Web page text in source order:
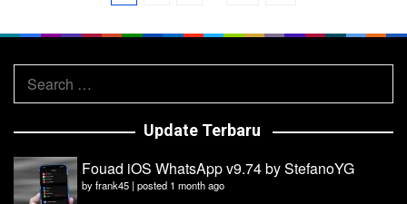
Search
for:
Update Terbaru
Fouad iOS WhatsApp v9.74 by StefanoYG
byfrank45 | posted 1 month ago